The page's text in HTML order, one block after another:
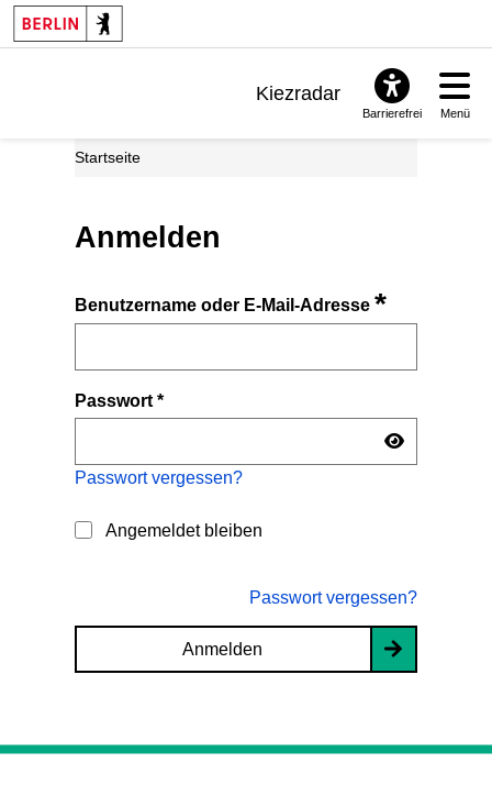
Kiezradar
Barrierefrei Menü
Startseite
Anmelden
Benutzername oder E-Mail-Adresse*
Passwort*
Passwort vergessen?
Angemeldet bleiben
Passwort vergessen?
Anmelden